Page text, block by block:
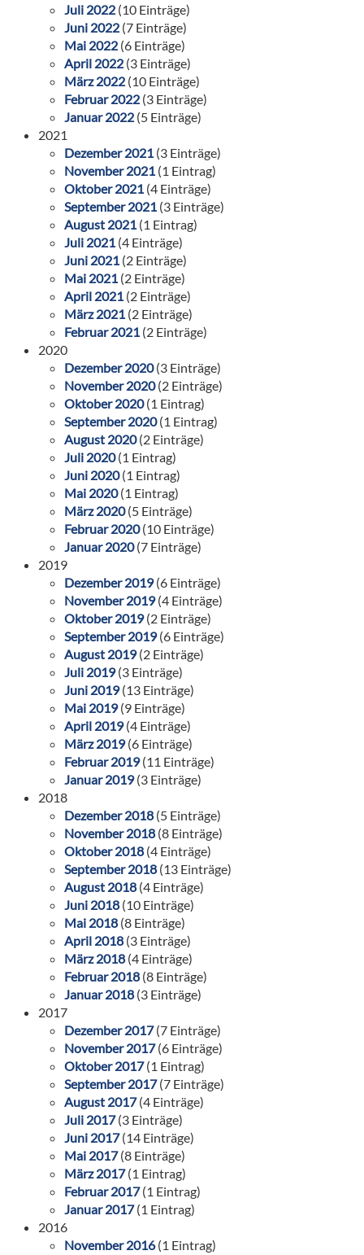
Juli 2022 (10 Einträge)
Juni 2022 (7 Einträge)
Mai 2022 (6 Einträge)
April 2022 (3 Einträge)
März 2022 (10 Einträge)
Februar 2022 (3 Einträge)
Januar 2022 (5 Einträge)
2021
Dezember 2021 (3 Einträge)
November 2021 (1 Eintrag)
Oktober 2021 (4 Einträge)
September 2021 (3 Einträge)
August 2021 (1 Eintrag)
Juli 2021 (4 Einträge)
Juni 2021 (2 Einträge)
Mai 2021 (2 Einträge)
April 2021 (2 Einträge)
März 2021 (2 Einträge)
Februar 2021 (2 Einträge)
2020
Dezember 2020(3 Einträge)
November 2020(2 Einträge)
Oktober 2020(1 Eintrag)
September 2020(1 Eintrag)
August 2020(2 Einträge)
Juli 2020(1 Eintrag)
Juni 2020(1 Eintrag)
Mai 2020(1 Eintrag)
März 2020(5 Einträge)
Februar 2020(10 Einträge)
Januar 2020(7 Einträge)
2019
Dezember 2019(6 Einträge)
November 2019(4 Einträge)
Oktober 2019(2 Einträge)
September 2019(6 Einträge)
August 2019(2 Einträge)
Juli 2019(3 Einträge)
Juni 2019(13 Einträge)
Mai 2019(9 Einträge)
April 2019(4 Einträge)
März 2019(6 Einträge)
Februar 2019(11 Einträge)
Januar 2019(3 Einträge)
2018
Dezember 2018(5 Einträge)
November 2018(8 Einträge)
Oktober 2018(4 Einträge)
September 2018(13 Einträge)
August 2018(4 Einträge)
Juni 2018(10 Einträge)
Mai 2018(8 Einträge)
April 2018(3 Einträge)
März 2018(4 Einträge)
Februar 2018(8 Einträge)
Januar 2018(3 Einträge)
2017
Dezember 2017(7 Einträge)
November 2017(6 Einträge)
Oktober 2017(1 Eintrag)
September 2017(7 Einträge)
August 2017(4 Einträge)
Juli 2017(3 Einträge)
Juni 2017(14 Einträge)
Mai 2017(8 Einträge)
März 2017(1 Eintrag)
Februar 2017(1 Eintrag)
Januar 2017(1 Eintrag)
2016
November 2016(1 Eintrag)